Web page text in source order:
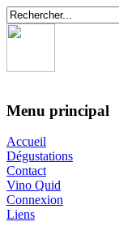
Menu principal
Accueil
Dégustations
Contact
Vino Quid
Connexion
Liens